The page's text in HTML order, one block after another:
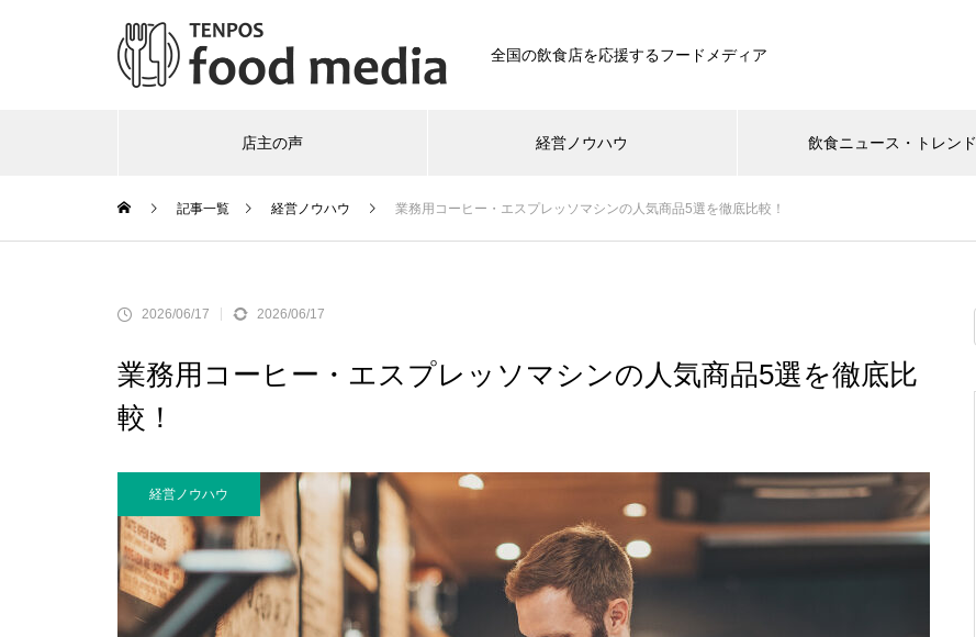
全国の飲食店を応援するフードメディア
店主の声 経営ノウハウ 飲食ニュース・トレンド
記事一覧 経営ノウハウ 業務用コーヒー・エスプレッソマシンの人気商品5選を徹底比較！
2026/06/17 2026/06/17
業務用コーヒー・エスプレッソマシンの人気商品5選を徹底比
較！
経営ノウハウ